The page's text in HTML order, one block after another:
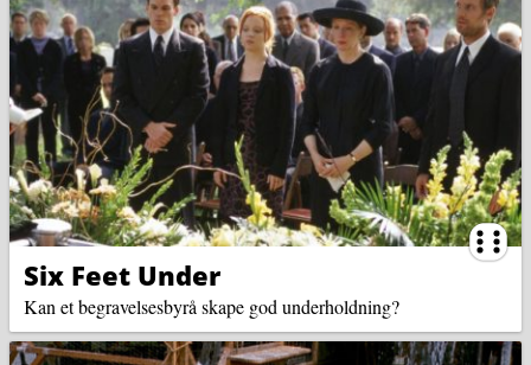
Six Feet Under
Kan et begravelsesbyrå skape god underholdning?